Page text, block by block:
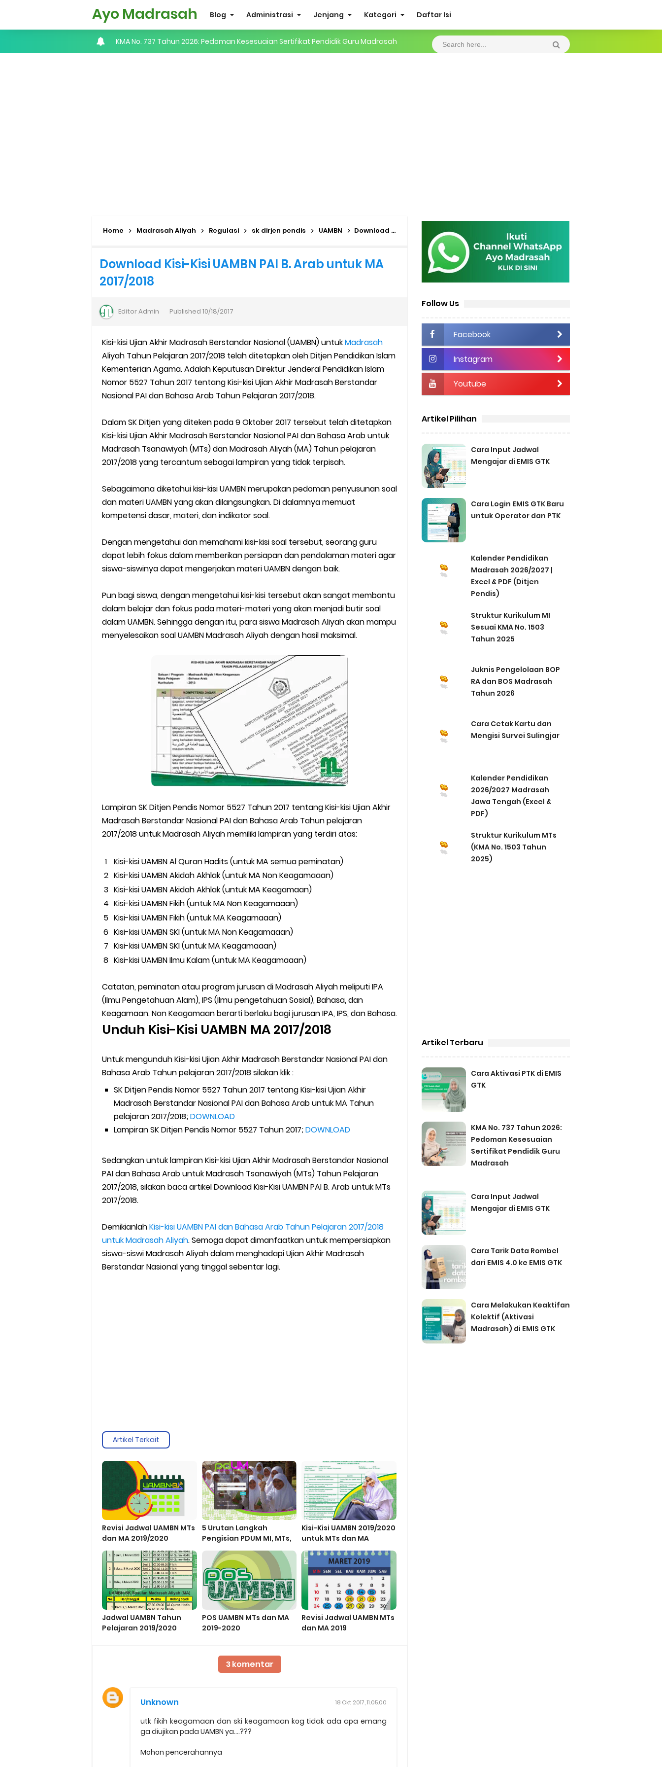
Ayo Madrasah Blog Administrasi Jenjang Kategori Daftar Isi
Cara Input Jadwal Mengajar di EMIS GTK
Daftar Penerima PIP MI, MTs, dan MA Tahap I 2026
Juknis Penerbitan Ijazah Madrasah Tahun 2026
Cara Mengajukan Tunjangan Insentif di EMIS-GTK Baru
Ajuan Tunjangan Insentif Guru dan Tenaga Kependidikan di Madrasah
Cara Login EMIS GTK Baru untuk Operator dan PTK
SEB Upacara Bendera di Sekolah dan Madrasah
Cara Install Aplikasi Exam Browser Client TKA 2026
Juknis Pembayaran TPG Guru Madrasah 2026
Pelatihan MOOC Pintar Kemenag Periode Maret 2026
Edaran Penyaluran BOP RA & BOS Madrasah Tahap I Tahun 2026
Yang Dilakukan Proktor Sebelum Simulasi TKA
Juknis Pembelajaran pada Bulan Ramadan 2026
KMA No. 737 Tahun 2026: Pedoman Kesesuaian Sertifikat Pendidik Guru Madrasah
Wednesday, 5 August
Home Madrasah Aliyah Regulasi sk dirjen pendis UAMBN Download Kisi-Kisi UAMBN PAI B. Arab untuk MA 2017/2018
Download Kisi-Kisi UAMBN PAI B. Arab untuk MA
2017/2018
EditorAdmin Published 10/18/2017
Kisi-kisi Ujian Akhir Madrasah Berstandar Nasional (UAMBN) untukMadrasah
Aliyah Tahun Pelajaran 2017/2018 telah ditetapkan oleh Ditjen Pendidikan Islam
Kementerian Agama. Adalah Keputusan Direktur Jenderal Pendidikan Islam
Nomor 5527 Tahun 2017 tentang Kisi-kisi Ujian Akhir Madrasah Berstandar
Nasional PAI dan Bahasa Arab Tahun Pelajaran 2017/2018.
Dalam SK Ditjen yang diteken pada 9 Oktober 2017 tersebut telah ditetapkan
Kisi-kisi Ujian Akhir Madrasah Berstandar Nasional PAI dan Bahasa Arab untuk
Madrasah Tsanawiyah (MTs) dan Madrasah Aliyah (MA) Tahun pelajaran
2017/2018 yang tercantum sebagai lampiran yang tidak terpisah.
Sebagaimana diketahui kisi-kisi UAMBN merupakan pedoman penyusunan soal
dan materi UAMBN yang akan dilangsungkan. Di dalamnya memuat
kompetensi dasar, materi, dan indikator soal.
Dengan mengetahui dan memahami kisi-kisi soal tersebut, seorang guru
dapat lebih fokus dalam memberikan persiapan dan pendalaman materi agar
siswa-siswinya dapat mengerjakan materi UAMBN dengan baik.
Pun bagi siswa, dengan mengetahui kisi-kisi tersebut akan sangat membantu
dalam belajar dan fokus pada materi-materi yang akan menjadi butir soal
dalam UAMBN. Sehingga dengan itu, para siswa Madrasah Aliyah akan mampu
menyelesaikan soal UAMBN Madrasah Aliyah dengan hasil maksimal.
Lampiran SK Ditjen Pendis Nomor 5527 Tahun 2017 tentang Kisi-kisi Ujian Akhir
Madrasah Berstandar Nasional PAI dan Bahasa Arab Tahun pelajaran
2017/2018 untuk Madrasah Aliyah memiliki lampiran yang terdiri atas:
Kisi-kisi UAMBN Al Quran Hadits (untuk MA semua peminatan)
Kisi-kisi UAMBN Akidah Akhlak (untuk MA Non Keagamaaan)
Kisi-kisi UAMBN Akidah Akhlak (untuk MA Keagamaan)
Kisi-kisi UAMBN Fikih (untuk MA Non Keagamaaan)
Kisi-kisi UAMBN Fikih (untuk MA Keagamaaan)
Kisi-kisi UAMBN SKI (untuk MA Non Keagamaaan)
Kisi-kisi UAMBN SKI (untuk MA Keagamaaan)
Kisi-kisi UAMBN Ilmu Kalam (untuk MA Keagamaaan)
Catatan, peminatan atau program jurusan di Madrasah Aliyah meliputi IPA
(Ilmu Pengetahuan Alam), IPS (Ilmu pengetahuan Sosial), Bahasa, dan
Keagamaan. Non Keagamaan berarti berlaku bagi jurusan IPA, IPS, dan Bahasa.
Unduh Kisi-Kisi UAMBN MA 2017/2018
Untuk mengunduh Kisi-kisi Ujian Akhir Madrasah Berstandar Nasional PAI dan
Bahasa Arab Tahun pelajaran 2017/2018 silakan klik :
SK Ditjen Pendis Nomor 5527 Tahun 2017 tentang Kisi-kisi Ujian Akhir
Madrasah Berstandar Nasional PAI dan Bahasa Arab untuk MA Tahun
pelajaran 2017/2018;DOWNLOAD
Lampiran SK Ditjen Pendis Nomor 5527 Tahun 2017;DOWNLOAD
Sedangkan untuk lampiran Kisi-kisi Ujian Akhir Madrasah Berstandar Nasional
PAI dan Bahasa Arab untuk Madrasah Tsanawiyah (MTs) Tahun Pelajaran
2017/2018, silakan baca artikel Download Kisi-Kisi UAMBN PAI B. Arab untuk MTs
2017/2018.
DemikianlahKisi-kisi UAMBN PAI dan Bahasa Arab Tahun Pelajaran 2017/2018
untuk Madrasah Aliyah. Semoga dapat dimanfaatkan untuk mempersiapkan
siswa-siswi Madrasah Aliyah dalam menghadapi Ujian Akhir Madrasah
Berstandar Nasional yang tinggal sebentar lagi.
Artikel Terkait
Revisi Jadwal UAMBN MTs
dan MA 2019/2020
5 Urutan Langkah
Pengisian PDUM MI, MTs,
dan MA
Kisi-Kisi UAMBN 2019/2020
untuk MTs dan MA
Jadwal UAMBN Tahun
Pelajaran 2019/2020
POS UAMBN MTs dan MA
2019-2020
Revisi Jadwal UAMBN MTs
dan MA 2019
3 komentar
Unknown 18 Okt 2017, 11.05.00
utk fikih keagamaan dan ski keagamaan kog tidak ada apa emang
ga diujikan pada UAMBN ya....???
Mohon pencerahannya
Follow Us
Facebook
Instagram
Youtube
Artikel Pilihan
Cara Input Jadwal
Mengajar di EMIS GTK
Cara Login EMIS GTK Baru
untuk Operator dan PTK
Kalender Pendidikan
Madrasah 2026/2027 |
Excel & PDF (Ditjen
Pendis)
Struktur Kurikulum MI
Sesuai KMA No. 1503
Tahun 2025
Juknis Pengelolaan BOP
RA dan BOS Madrasah
Tahun 2026
Cara Cetak Kartu dan
Mengisi Survei Sulingjar
Kalender Pendidikan
2026/2027 Madrasah
Jawa Tengah (Excel &
PDF)
Struktur Kurikulum MTs
(KMA No. 1503 Tahun
2025)
Artikel Terbaru
Cara Aktivasi PTK di EMIS
GTK
KMA No. 737 Tahun 2026:
Pedoman Kesesuaian
Sertifikat Pendidik Guru
Madrasah
Cara Input Jadwal
Mengajar di EMIS GTK
Cara Tarik Data Rombel
dari EMIS 4.0 ke EMIS GTK
Cara Melakukan Keaktifan
Kolektif (Aktivasi
Madrasah) di EMIS GTK